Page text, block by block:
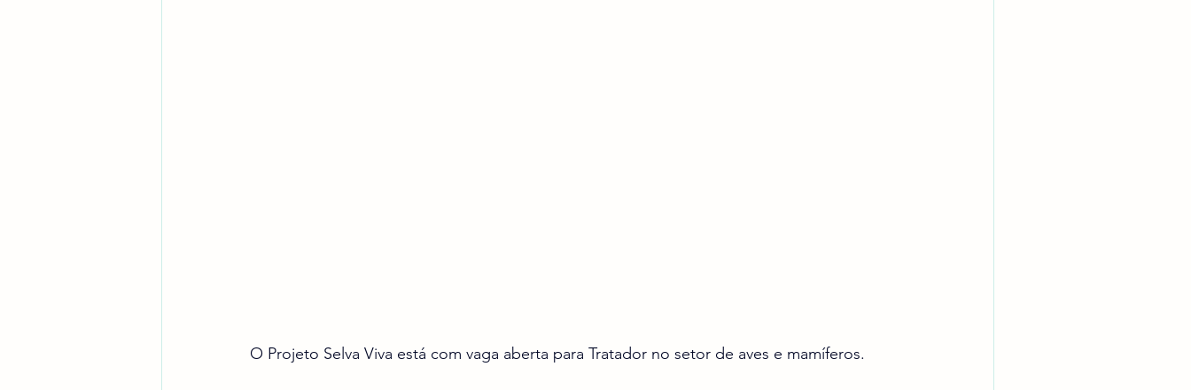
O Projeto Selva Viva está com vaga aberta para Tratador no setor de aves e mamíferos.